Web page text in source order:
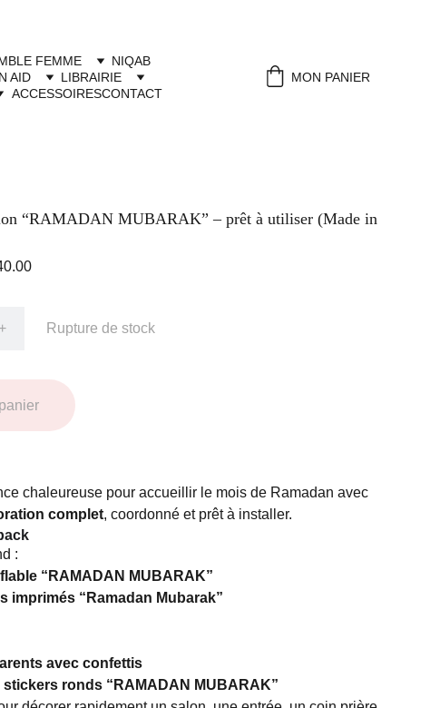
FEMME
NIQAB
AID
LIBRAIRIE
ACCESSOIRESCONTACT
MON PANIER
“RAMADAN MUBARAK” – prêt à utiliser (Made in
+ Rupture de stock
chaleureuse pour accueillir le mois de Ramadan avec
complet, coordonné et prêt à installer.
:
“RAMADAN MUBARAK”
imprimés “Ramadan Mubarak”
avec confettis
stickers ronds “RAMADAN MUBARAK”